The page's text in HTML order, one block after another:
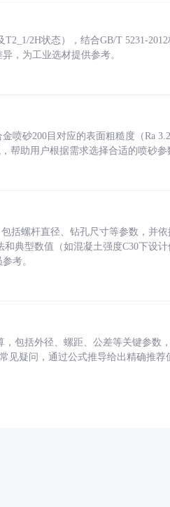
2H状态），结合GB/T 5231-
，为工业选材提供参考。
喷砂200目对应的表面粗糙度（Ra
帮助用户根据需求选择合适的喷砂参
括螺杆直径、钻孔尺寸等参数，并
典型数值（如混凝土强度C30下设
考。
包括外径、螺距、公差等关键参数
见疑问，通过公式推导给出精确推